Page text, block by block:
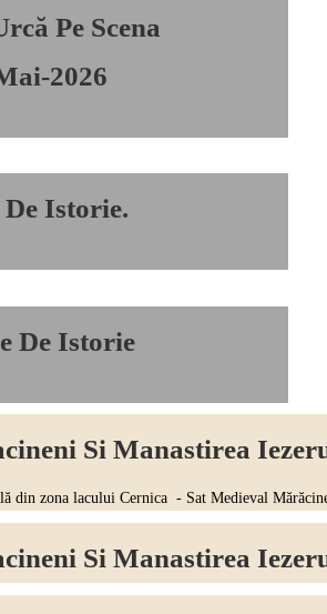
Pe Scena
2026
Istorie.
De Istorie
Si Manastirea
zona lacului Cernica - Sat Medieval
Si Manastirea